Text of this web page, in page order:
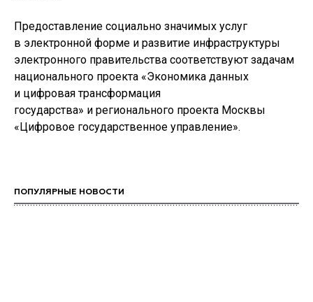
Предоставление социально значимых услуг
в электронной форме и развитие инфраструктуры
электронного правительства соответствуют задачам
национального проекта «Экономика данных
и цифровая трансформация
государства» и регионального проекта Москвы
«Цифровое государственное управление».
ПОПУЛЯРНЫЕ НОВОСТИ